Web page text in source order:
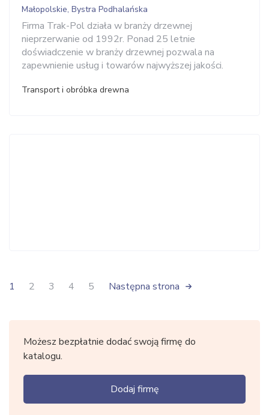
Małopolskie, Bystra Podhalańska
Firma Trak-Pol działa w branży drzewnej
nieprzerwanie od 1992r. Ponad 25 letnie
doświadczenie w branży drzewnej pozwala na
zapewnienie usług i towarów najwyższej jakości.
Transport i obróbka drewna
1 2 3 4 5 Następna strona
Możesz bezpłatnie dodać swoją firmę do
katalogu.
Dodaj firmę